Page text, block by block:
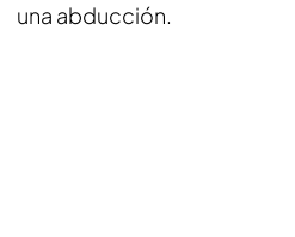
una abducción.